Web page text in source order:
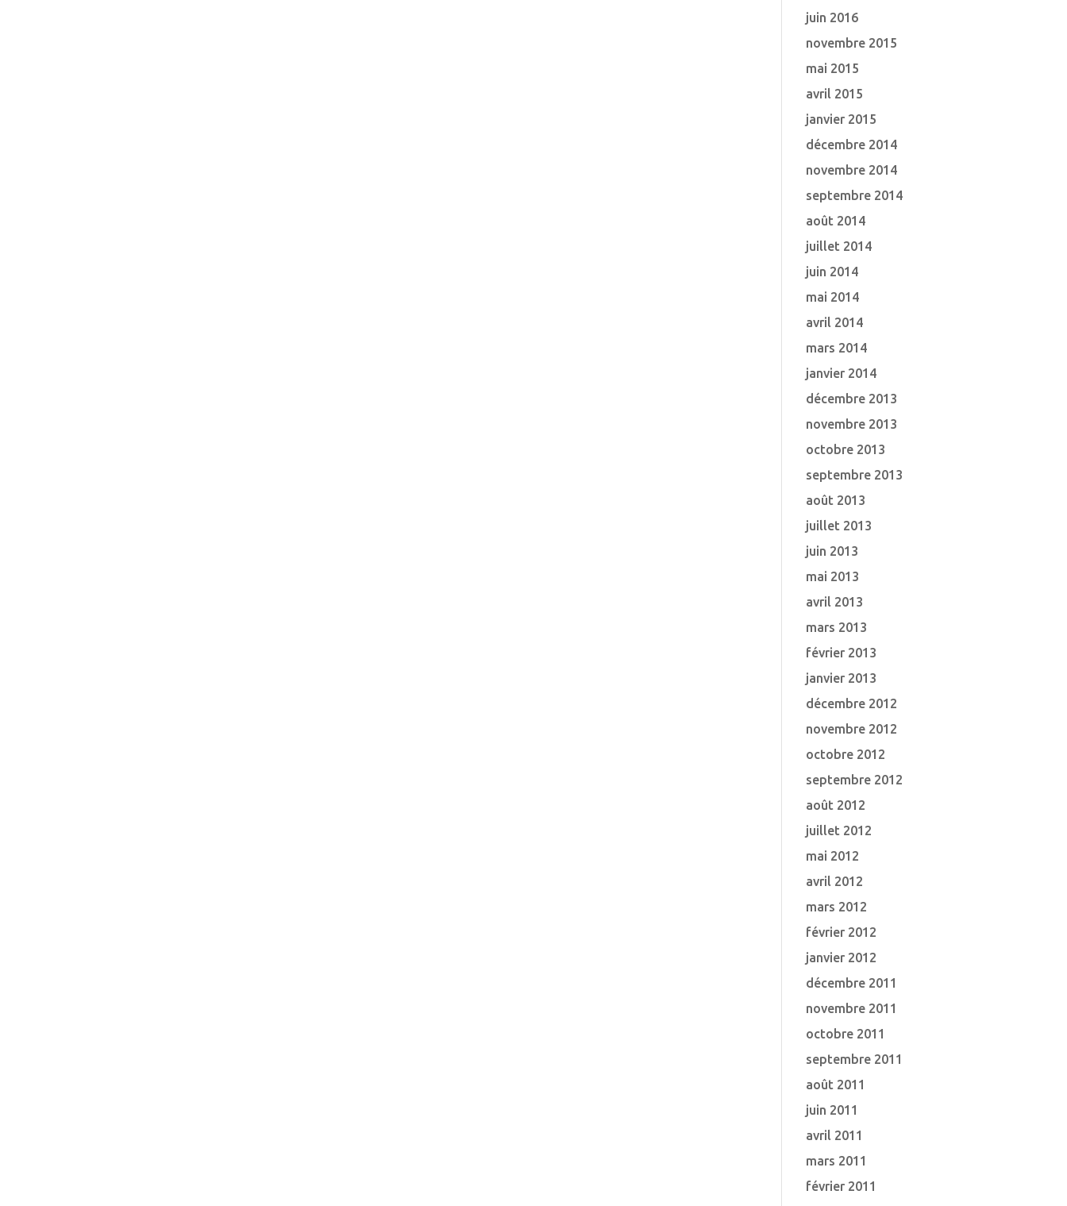
juin 2016
novembre 2015
mai 2015
avril 2015
janvier 2015
décembre 2014
novembre 2014
septembre 2014
août 2014
juillet 2014
juin 2014
mai 2014
avril 2014
mars 2014
janvier 2014
décembre 2013
novembre 2013
octobre 2013
septembre 2013
août 2013
juillet 2013
juin 2013
mai 2013
avril 2013
mars 2013
février 2013
janvier 2013
décembre 2012
novembre 2012
octobre 2012
septembre 2012
août 2012
juillet 2012
mai 2012
avril 2012
mars 2012
février 2012
janvier 2012
décembre 2011
novembre 2011
octobre 2011
septembre 2011
août 2011
juin 2011
avril 2011
mars 2011
février 2011